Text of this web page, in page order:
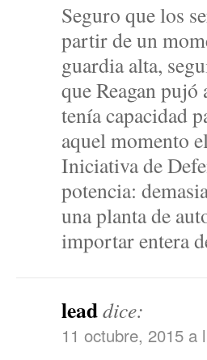
Seguro que los
partir de un
guardia alta,
que Reagan
tenía capacidad
aquel momento
Iniciativa de
potencia:
una planta de
importar entera
leaddice:
11 octubre, 2015 a